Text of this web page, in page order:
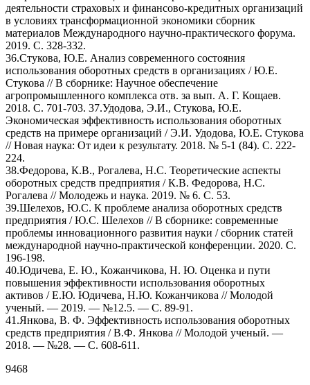
деятельности страховых и финансово-кредитных организаций
в условиях трансформационной экономики сборник
материалов Международного научно-практического форума.
2019. С. 328-332.
36.Стукова, Ю.Е. Анализ современного состояния
использования оборотных средств в организациях / Ю.Е.
Стукова // В сборнике: Научное обеспечение
агропромышленного комплекса отв. за вып. А. Г. Кощаев.
2018. С. 701-703. 37.Удодова, Э.И., Стукова, Ю.Е.
Экономическая эффективность использования оборотных
средств на примере организаций / Э.И. Удодова, Ю.Е. Стукова
// Новая наука: От идеи к результату. 2018. № 5-1 (84). С. 222-
224.
38.Федорова, К.В., Рогалева, Н.С. Теоретические аспекты
оборотных средств предприятия / К.В. Федорова, Н.С.
Рогалева // Молодежь и наука. 2019. № 6. С. 53.
39.Шелехов, Ю.С. К проблеме анализа оборотных средств
предприятия / Ю.С. Шелехов // В сборнике: современные
проблемы инновационного развития науки / сборник статей
международной научно-практической конференции. 2020. С.
196-198.
40.Юдичева, Е. Ю., Кожанчикова, Н. Ю. Оценка и пути
повышения эффективности использования оборотных
активов / Е.Ю. Юдичева, Н.Ю. Кожанчикова // Молодой
ученый. — 2019. — №12.5. — С. 89-91.
41.Янкова, В. Ф. Эффективность использования оборотных
средств предприятия / В.Ф. Янкова // Молодой ученый. —
2018. — №28. — С. 608-611.
9468